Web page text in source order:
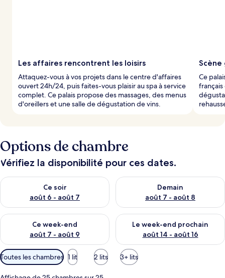
Les affaires rencontrent les loisirs
Attaquez-vous à vos projets dans le centre d'affaires
ouvert 24h/24, puis faites-vous plaisir au spa à service
complet. Ce palais propose des massages, des menus
d'oreillers et une salle de dégustation de vins.
Ce
Options de chambre
Vérifiez la disponibilité pour ces dates.
Ce soir
août 6 - août 7
Vérifier la disponibilité pour ce soir août 6 - août 7
Demain
août 7 - août 8
Vérifier la disponibilité pour
Ce week-end
août 7 - août 9
Vérifier la disponibilité pour ce week-end août 7 - août 9
Le week-end prochain
août 14 - août 16
Vérifier la disponibilité pour
Filtres
disponibles
pour
Toutes les chambres 1 lit 2 lits 3+ lits